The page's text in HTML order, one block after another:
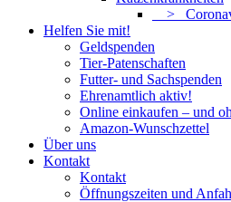
>
Helfen Sie mit!
Geldspenden
Tier-Patenschaften
Futter- und Sachspenden
Ehrenamtlich aktiv!
Online einkaufen – und
Amazon-Wunschzettel
Über uns
Kontakt
Kontakt
Öffnungszeiten und